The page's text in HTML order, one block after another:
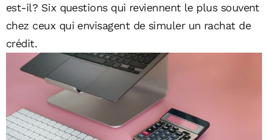
est-il? Six questions qui reviennent le plus souvent
chez ceux qui envisagent de simuler un rachat de
crédit.